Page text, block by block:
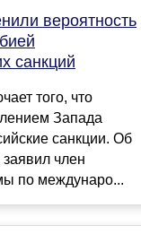
вероятность
санкций
того, что
Запада
санкции. Об
член
по междунаро...